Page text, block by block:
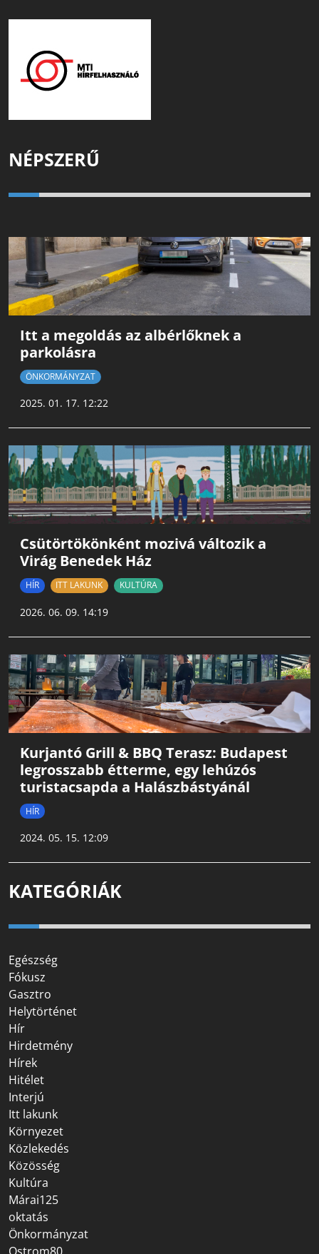
NÉPSZERŰ
Itt a megoldás az albérlőknek a
parkolásra
ÖNKORMÁNYZAT
2025. 01. 17. 12:22
Csütörtökönként mozivá változik a
Virág Benedek Ház
HÍR ITT LAKUNK KULTÚRA
2026. 06. 09. 14:19
Kurjantó Grill & BBQ Terasz: Budapest
legrosszabb étterme, egy lehúzós
turistacsapda a Halászbástyánál
HÍR
2024. 05. 15. 12:09
KATEGÓRIÁK
Egészség
Fókusz
Gasztro
Helytörténet
Hír
Hirdetmény
Hírek
Hitélet
Interjú
Itt lakunk
Környezet
Közlekedés
Közösség
Kultúra
Márai125
oktatás
Önkormányzat